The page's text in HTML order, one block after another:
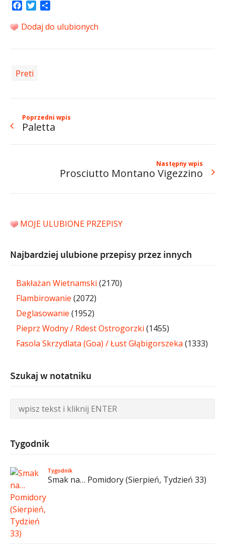
Facebook
Twitter
Dodaj do ulubionych
Preti
Poprzedni wpis
Paletta
Następny wpis
Prosciutto Montano Vigezzino
MOJE ULUBIONE PRZEPISY
Najbardziej ulubione przepisy przez innych
Bakłażan Wietnamski (2170)
Flambirowanie (2072)
Deglasowanie (1952)
Pieprz Wodny / Rdest Ostrogorzki (1455)
Fasola Skrzydlata (Goa) / Łust Głąbigorszeka (1333)
Szukaj w notatniku
Tygodnik
Tygodnik
Smak na… Pomidory (Sierpień, Tydzień 33)